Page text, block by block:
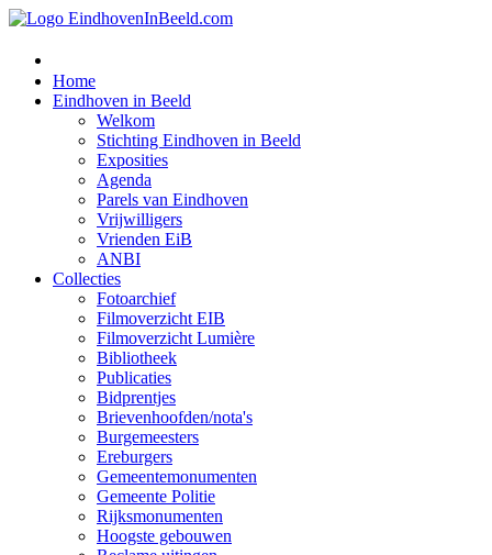
Home
Eindhoven in Beeld
Welkom
Stichting Eindhoven in Beeld
Exposities
Agenda
Parels van Eindhoven
Vrijwilligers
Vrienden EiB
ANBI
Collecties
Fotoarchief
Filmoverzicht EIB
Filmoverzicht Lumière
Bibliotheek
Publicaties
Bidprentjes
Brievenhoofden/nota's
Burgemeesters
Ereburgers
Gemeentemonumenten
Gemeente Politie
Rijksmonumenten
Hoogste gebouwen